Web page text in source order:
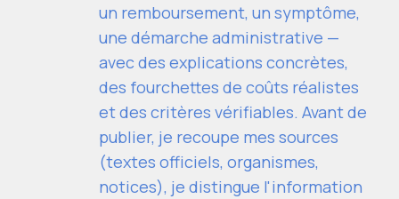
un remboursement, un symptôme,
une démarche administrative —
avec des explications concrètes,
des fourchettes de coûts réalistes
et des critères vérifiables. Avant de
publier, je recoupe mes sources
(textes officiels, organismes,
notices), je distingue l'information